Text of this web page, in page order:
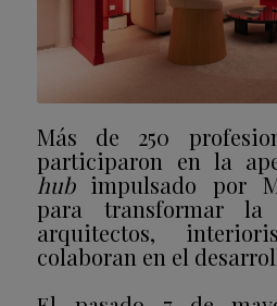
Más de 250
participaron en la
hubimpulsado por
para transformar
arquitectos,
colaboran en el